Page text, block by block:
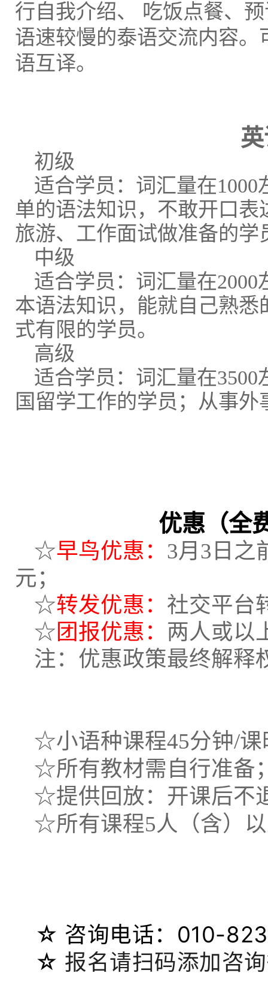
行自我介绍、 吃饭点餐、
语速较慢的泰语交流内容
语互译。
初级
适合学员：词汇量在
单的语法知识，不敢开口
旅游、工作面试做准备的学
中级
适合学员：词汇量在
本语法知识，能就自己熟
式有限的学员。
高级
适合学员：词汇量在
国留学工作的学员；从事
优惠（全
☆早鸟优惠： 3月3日之
元；
☆转发优惠： 社交平台
☆团报优惠： 两人或以
注：优惠政策最终解释
☆小语种课程45分钟/课
☆所有教材需自行准备
☆提供回放：开课后不
☆所有课程5人（含）
☆ 咨询电话：010-
☆ 报名请扫码添加咨